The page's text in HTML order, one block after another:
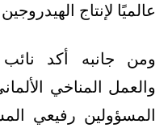
عالميًا لإنتاج
ومن جانبه أكد نائب
والعمل المناخي
المسؤولين رفيعي